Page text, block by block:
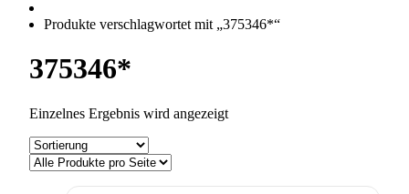
Produkte verschlagwortet mit „375346*“
375346*
Einzelnes Ergebnis wird angezeigt